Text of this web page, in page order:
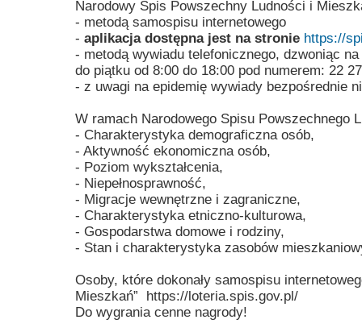
Narodowy Spis Powszechny Ludności i
- metodą samospisu internetowego
- aplikacja dostępna jest na stronie https://
- metodą wywiadu telefonicznego, dzwoniąc
do piątku od 8:00 do 18:00 pod numerem: 22
- z uwagi na epidemię wywiady bezpośrednie
W ramach Narodowego Spisu Powszechnego
- Charakterystyka demograficzna osób,
- Aktywność ekonomiczna osób,
- Poziom wykształcenia,
- Niepełnosprawność,
- Migracje wewnętrzne i zagraniczne,
- Charakterystyka etniczno-kulturowa,
- Gospodarstwa domowe i rodziny,
- Stan i charakterystyka zasobów
Osoby, które dokonały samospisu
Mieszkań” https://loteria.spis.gov.pl/
Do wygrania cenne nagrody!
Przerwy szkolne